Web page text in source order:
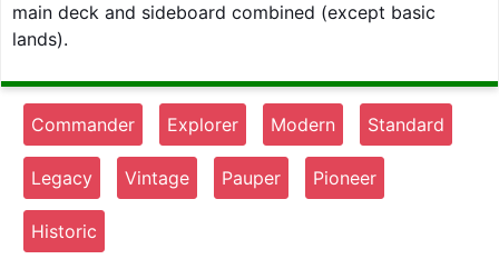
main deck and sideboard combined (except basic
lands).
Commander Explorer Modern Standard
Legacy Vintage Pauper Pioneer
Historic